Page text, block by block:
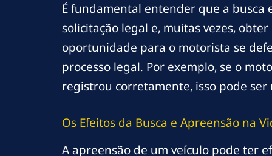
É fundamental entender que a busca
solicitação legal e, muitas vezes,
oportunidade para o motorista se
processo legal. Por exemplo, se o
registrou corretamente, isso pode
Os Efeitos da Busca e Apreensão na
A apreensão de um veículo pode ter